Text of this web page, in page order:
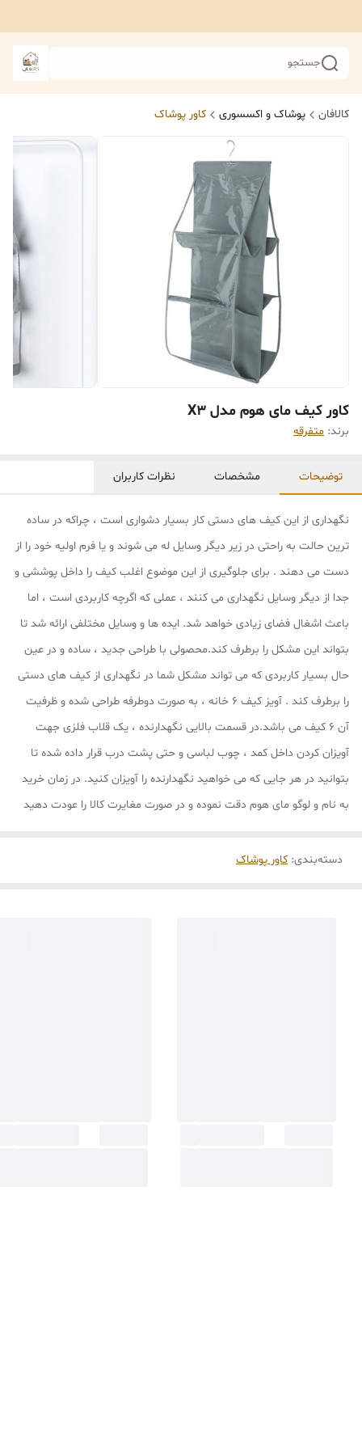
جستجو
کالافان پوشاک و اکسسوری کاور پوشاک
کاور کیف مای هوم مدل X3
برند: متفرقه
توضیحات مشخصات نظرات کاربران
نگهداری از این کیف های دستی کار بسیار دشواری است ، چراکه در ساده
ترین حالت به راحتی در زیر دیگر وسایل له می شوند و یا فرم اولیه خود را از
دست می دهند . برای جلوگیری از این موضوع اغلب کیف را داخل پوششی و
جدا از دیگر وسایل نگهداری می کنند ، عملی که اگرچه کاربردی است ، اما
باعث اشغال فضای زیادی خواهد شد. ایده ها و وسایل مختلفی ارائه شد تا
بتواند این مشکل را برطرف کند.محصولی با طراحی جدید ، ساده و در عین
حال بسیار کاربردی که می تواند مشکل شما در نگهداری از کیف های دستی
را برطرف کند . آویز کیف 6 خانه ، به صورت دوطرفه طراحی شده و ظرفیت
آن 6 کیف می باشد.در قسمت بالایی نگهدارنده ، یک قلاب فلزی جهت
آویزان کردن داخل کمد ، چوب لباسی و حتی پشت درب قرار داده شده تا
بتوانید در هر جایی که می خواهید نگهدارنده را آویزان کنید. در زمان خرید
به نام و لوگو مای هوم دقت نموده و در صورت مغایرت کالا را عودت دهید
دسته‌بندی: کاور پوشاک